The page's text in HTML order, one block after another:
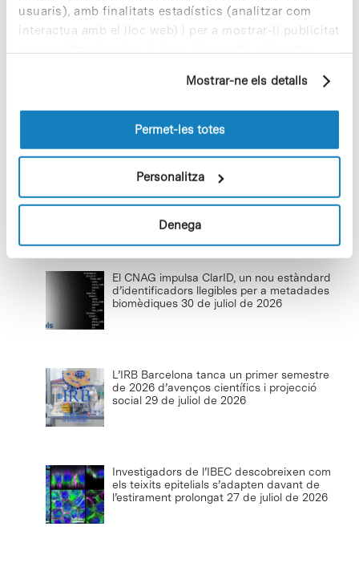
usuaris), amb finalitats estadístics (analitzar com
interactua amb el lloc web) i per a mostrar-li publicitat
personalitzada sobre la base d'un perfil elaborat a
pàgines visitades). Per a obtenir més informació sobre
les cookies pot consultar laPolítica de cookiesdel
Mostrar-ne els detalls
Permet-les totes
Personalitza
Denega
Cuidar el territori és sostenibilitat
22 de juliol de 2026
Últimes notícies
El CNAG impulsa ClarID, un nou estàndard
d’identificadors llegibles per a metadades
biomèdiques 30 de juliol de 2026
L’IRB Barcelona tanca un primer semestre
de 2026 d’avenços científics i projecció
social 29 de juliol de 2026
Investigadors de l’IBEC descobreixen com
els teixits epitelials s’adapten davant de
l’estirament prolongat 27 de juliol de 2026